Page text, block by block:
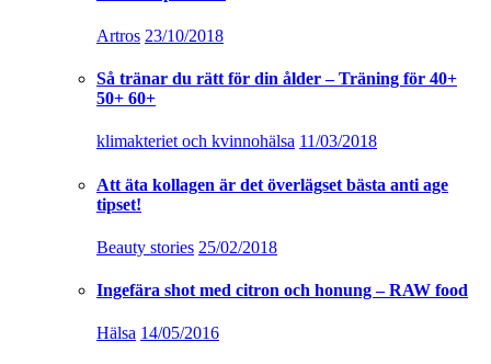
Artros 23/10/2018
Så tränar du rätt för din ålder – Träning för 40+
50+ 60+
klimakteriet och kvinnohälsa 11/03/2018
Att äta kollagen är det överlägset bästa anti age
tipset!
Beauty stories 25/02/2018
Ingefära shot med citron och honung – RAW food
Hälsa 14/05/2016